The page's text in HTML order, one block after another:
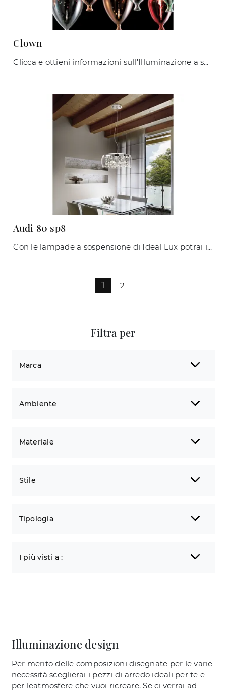
Clown
Clicca e ottieni informazioni sull'Illuminazione a sospensione design di Ideal Lux: il modello Clown in vetro ti aspetta!
Audi 80 sp8
Con le lampade a sospensione di Ideal Lux potrai impreziosire i tuoi interni: clicca e scopri l'Illuminazione design Audi 80 sp8!
1 2
Filtra per
Marca
Ambiente
Materiale
Stile
Tipologia
I più visti a :
Illuminazione design
Per merito delle composizioni disegnate per le varie
necessità sceglierai i pezzi di arredo ideali per te e
per leatmosfere che vuoi ricreare. Se ci verrai ad